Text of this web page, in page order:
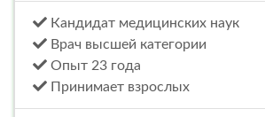
Кандидат медицинских наук
Врач высшей категории
Опыт 23 года
Принимает взрослых